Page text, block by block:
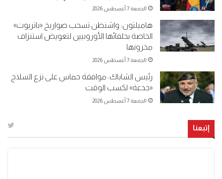
الجمعة 7 أغسطس 2026
هاميلتون: واشنطن تسحب صواريخ «باتريوت»
الخاصة بحلفائها الأوروبيين لتعويض استنزاف
مخزونها
الجمعة 7 أغسطس 2026
رئيس الشاباك: موافقة حماس على نزع السلاح
«خدعة» لكسب الوقت
الجمعة 7 أغسطس 2026
إتبعنا